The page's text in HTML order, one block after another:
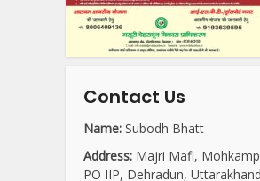
Contact Us
Name: Subodh Bhatt
Address: Majri Mafi,
PO IIP, Dehradun, Uttarakhand